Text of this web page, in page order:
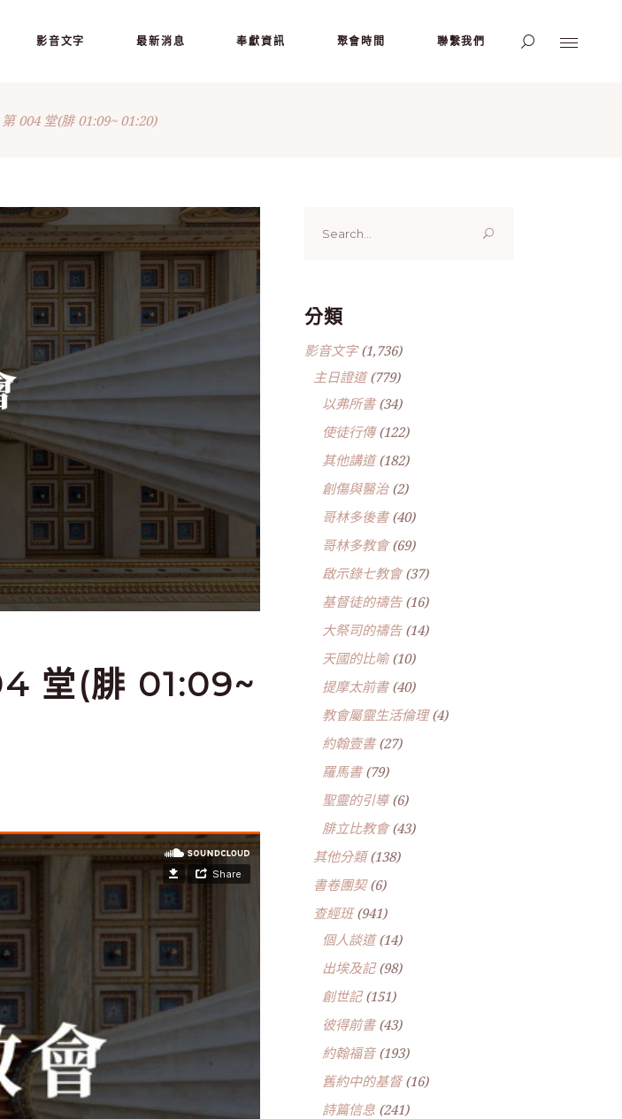
影音文字 最新消息 奉獻資訊 聚會時間 聯繫我們
004 堂(腓 01:09~ 01:20)
堂(腓 01:09~
for:
分類
影音文字(1,736)
主日證道(779)
以弗所書(34)
使徒行傳(122)
其他講道(182)
創傷與醫治(2)
哥林多後書(40)
哥林多教會(69)
啟示錄七教會(37)
基督徒的禱告(16)
大祭司的禱告(14)
天國的比喻(10)
提摩太前書(40)
教會屬靈生活倫理(4)
約翰壹書(27)
羅馬書(79)
聖靈的引導(6)
腓立比教會(43)
其他分類(138)
書卷團契(6)
查經班(941)
個人談道(14)
出埃及記(98)
創世記(151)
彼得前書(43)
約翰福音(193)
舊約中的基督(16)
詩篇信息(241)